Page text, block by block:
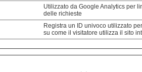
Utilizzato da Google Analytics per
delle richieste
Registra un ID univoco utilizzato
su come il visitatore utilizza il sito